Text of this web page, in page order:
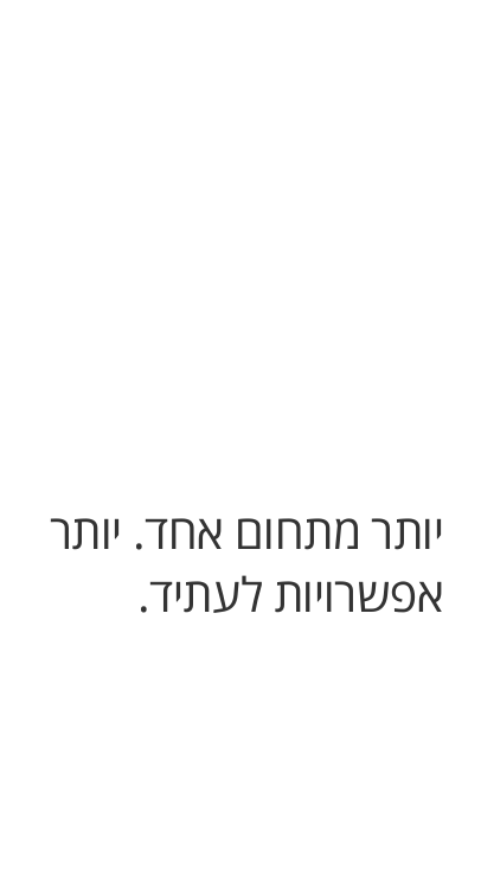
יותר מתחום אחד. יותר
אפשרויות לעתיד.